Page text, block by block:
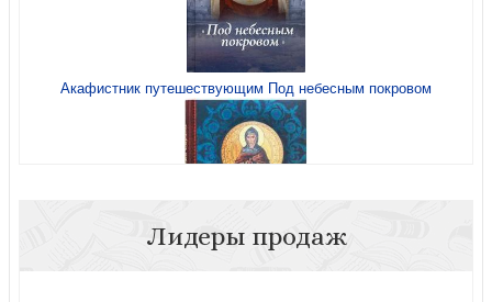
Акафистник путешествующим Под небесным покровом
Лидеры продаж